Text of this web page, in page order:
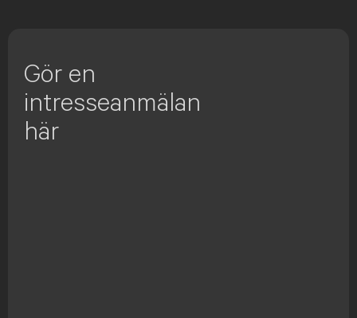
Gör en
intresseanmälan
här